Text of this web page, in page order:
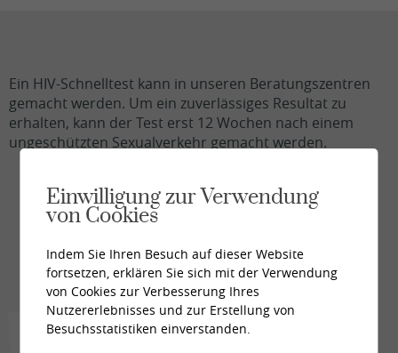
Ein HIV-Schnelltest kann in unseren Beratungszentren
gemacht werden. Um ein zuverlässiges Resultat zu
erhalten, kann der Test erst 12 Wochen nach einem
ungeschützten Sexualverkehr gemacht werden.
Einwilligung zur Verwendung
von Cookies
Indem Sie Ihren Besuch auf dieser Website
fortsetzen, erklären Sie sich mit der Verwendung
von Cookies zur Verbesserung Ihres
Nutzererlebnisses und zur Erstellung von
Besuchsstatistiken einverstanden.